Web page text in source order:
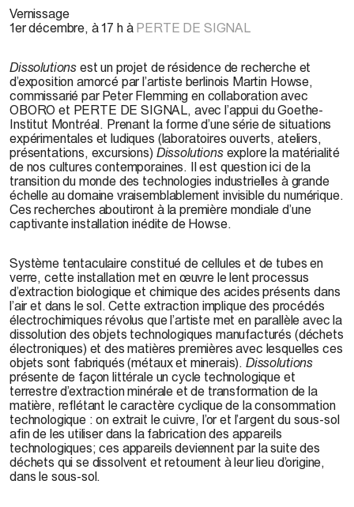
Vernissage
1er décembre, à 17 h à PERTE DE SIGNAL
Dissolutions est un projet de résidence de recherche et
d’exposition amorcé par l’artiste berlinois Martin Howse,
commissarié par Peter Flemming en collaboration avec
OBORO et PERTE DE SIGNAL, avec l’appui du Goethe-
Institut Montréal. Prenant la forme d’une série de situations
expérimentales et ludiques (laboratoires ouverts, ateliers,
présentations, excursions) Dissolutionsexplore la matérialité
de nos cultures contemporaines. Il est question ici de la
transition du monde des technologies industrielles à grande
échelle au domaine vraisemblablement invisible du numérique.
Ces recherches aboutiront à la première mondiale d’une
captivante installation inédite de Howse.
Système tentaculaire constitué de cellules et de tubes en
verre, cette installation met en œuvre le lent processus
d’extraction biologique et chimique des acides présents dans
l’air et dans le sol. Cette extraction implique des procédés
électrochimiques révolus que l’artiste met en parallèle avec la
dissolution des objets technologiques manufacturés (déchets
électroniques) et des matières premières avec lesquelles ces
objets sont fabriqués (métaux et minerais). Dissolutions
présente de façon littérale un cycle technologique et
terrestre d’extraction minérale et de transformation de la
matière, reflétant le caractère cyclique de la consommation
technologique : on extrait le cuivre, l’or et l’argent du sous-sol
afin de les utiliser dans la fabrication des appareils
technologiques; ces appareils deviennent par la suite des
déchets qui se dissolvent et retournent à leur lieu d’origine,
dans le sous-sol.